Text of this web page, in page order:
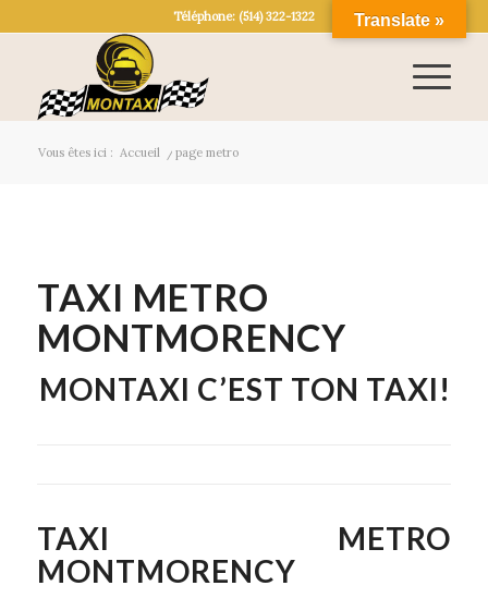
Téléphone: (514) 322-1322
Vous êtes ici : Accueil / page metro
TAXI METRO
MONTMORENCY
MONTAXI C’EST TON TAXI!
TAXI METRO
MONTMORENCY
Translate »